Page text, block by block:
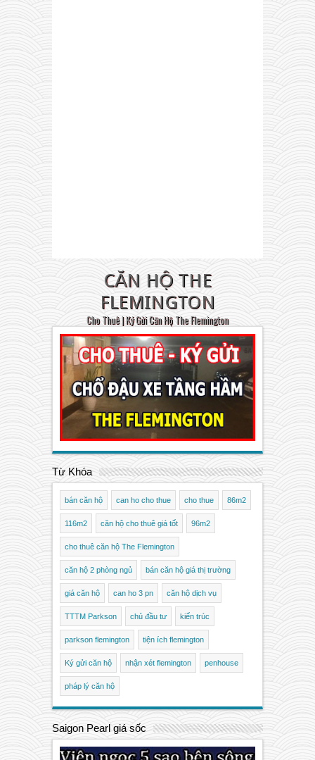
CĂN HỘ THE
FLEMINGTON
Cho Thuê | Ký Gửi Căn Hộ The Flemington
Từ Khóa
bán căn hộ can ho cho thue cho thue 86m2
116m2 căn hộ cho thuê giá tốt 96m2
cho thuê căn hộ The Flemington
căn hộ 2 phòng ngủ bán căn hộ giá thị trường
giá căn hộ can ho 3 pn căn hộ dịch vụ
TTTM Parkson chủ đầu tư kiến trúc
parkson flemington tiện ích flemington
Ký gửi căn hộ nhận xét flemington penhouse
pháp lý căn hộ
Saigon Pearl giá sốc